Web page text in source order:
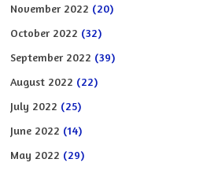
November 2022 (20)
October 2022 (32)
September 2022 (39)
August 2022 (22)
July 2022 (25)
June 2022 (14)
May 2022 (29)